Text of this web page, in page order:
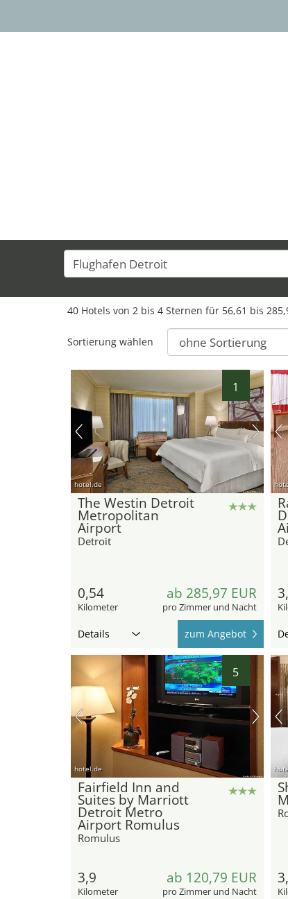
40 Hotels von 2 bis 4 Sternen für 56,61 bis
Sortierung wählen
1
hotel.de
The Westin Detroit
Metropolitan
Airport
Detroit
0,54
Kilometer
ab 285,97 EUR
pro Zimmer und Nacht
Details zum Angebot
5
hotel.de
Fairfield Inn and
Suites by Marriott
Detroit Metro
Airport Romulus
Romulus
3,9
Kilometer
ab 120,79 EUR
pro Zimmer und Nacht